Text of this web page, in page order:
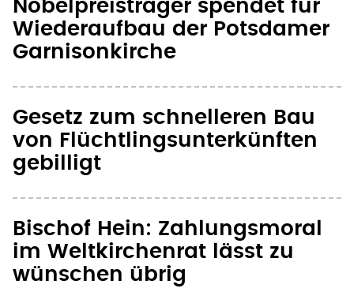
Gesetz zum schnelleren Bau
gebilligt
Bischof Hein: Zahlungsmoral
wünschen übrig
Seitennummerierung
Seite 1
Seite nächste Seite ›